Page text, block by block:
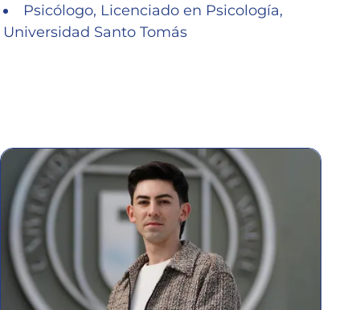
Psicólogo, Licenciado en Psicología,
Universidad Santo Tomás